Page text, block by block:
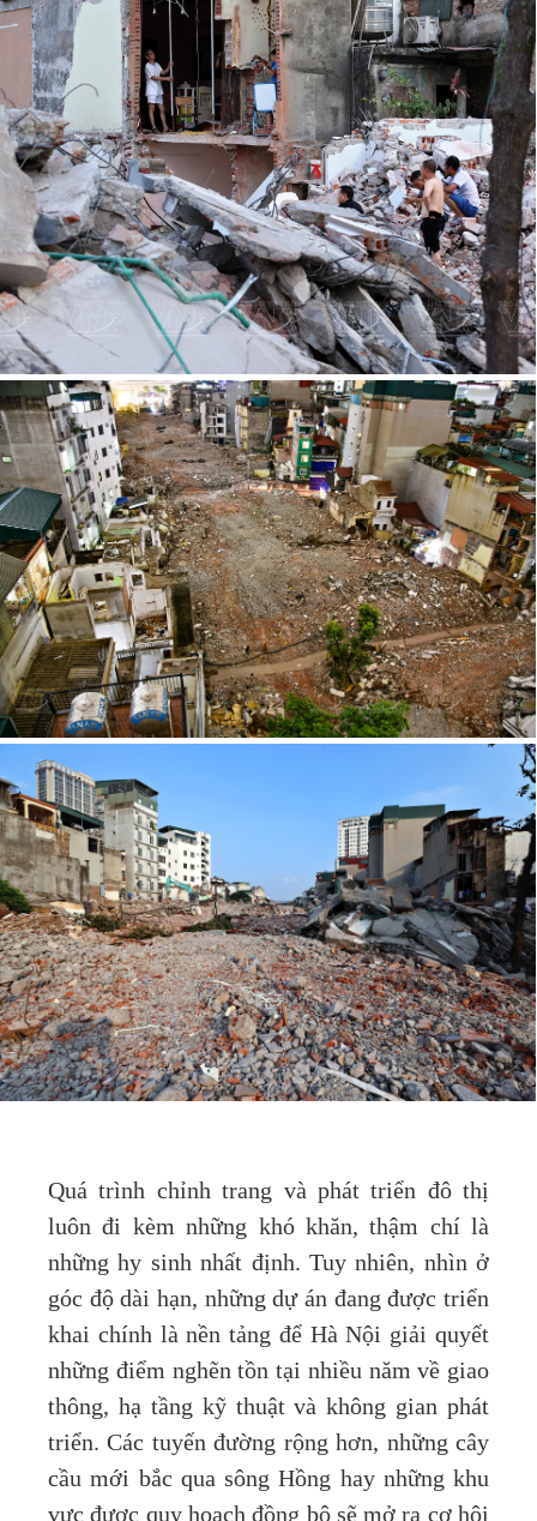
Quá trình chỉnh trang và phát triển đô thị
luôn đi kèm những khó khăn, thậm chí là
những hy sinh nhất định. Tuy nhiên, nhìn ở
góc độ dài hạn, những dự án đang được triển
khai chính là nền tảng để Hà Nội giải quyết
những điểm nghẽn tồn tại nhiều năm về giao
thông, hạ tầng kỹ thuật và không gian phát
triển. Các tuyến đường rộng hơn, những cây
cầu mới bắc qua sông Hồng hay những khu
vực được quy hoạch đồng bộ sẽ mở ra cơ hội